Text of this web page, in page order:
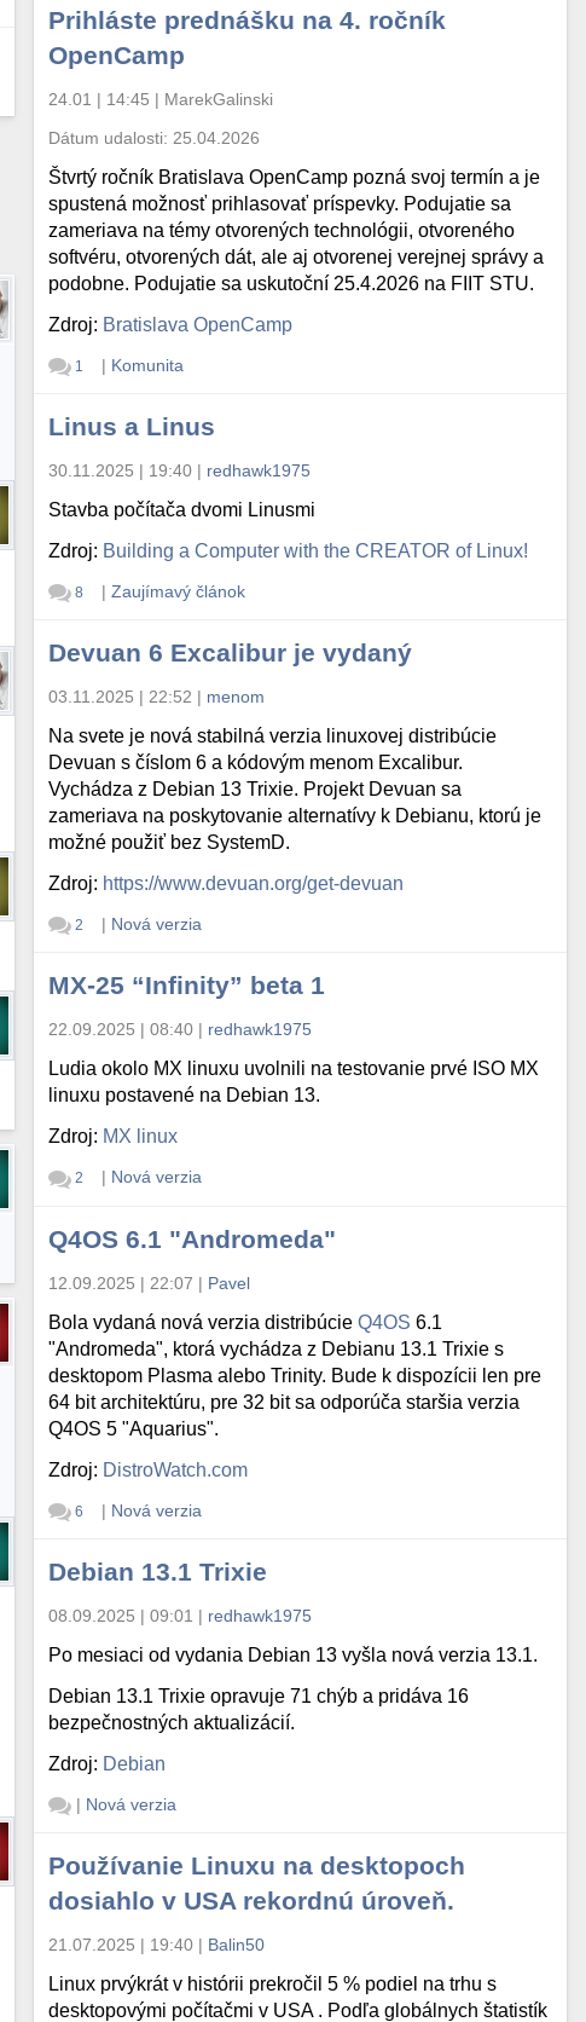
Prihláste prednášku na 4. ročník
OpenCamp
24.01 | 14:45 | MarekGalinski
Dátum udalosti: 25.04.2026
Štvrtý ročník Bratislava OpenCamp pozná svoj termín a je
spustená možnosť prihlasovať príspevky. Podujatie sa
zameriava na témy otvorených technológii, otvoreného
softvéru, otvorených dát, ale aj otvorenej verejnej správy a
podobne. Podujatie sa uskutoční 25.4.2026 na FIIT STU.
Zdroj: Bratislava OpenCamp
1 | Komunita
Linus a Linus
30.11.2025 | 19:40 | redhawk1975
Stavba počítača dvomi Linusmi
Zdroj: Building a Computer with the CREATOR of Linux!
8 | Zaujímavý článok
Devuan 6 Excalibur je vydaný
03.11.2025 | 22:52 | menom
Na svete je nová stabilná verzia linuxovej distribúcie
Devuan s číslom 6 a kódovým menom Excalibur.
Vychádza z Debian 13 Trixie. Projekt Devuan sa
zameriava na poskytovanie alternatívy k Debianu, ktorú je
možné použiť bez SystemD.
Zdroj: https://www.devuan.org/get-devuan
2 | Nová verzia
MX-25 “Infinity” beta 1
22.09.2025 | 08:40 | redhawk1975
Ludia okolo MX linuxu uvolnili na testovanie prvé ISO MX
linuxu postavené na Debian 13.
Zdroj: MX linux
2 | Nová verzia
Q4OS 6.1 "Andromeda"
12.09.2025 | 22:07 | Pavel
Bola vydaná nová verzia distribúcieQ4OS 6.1
"Andromeda", ktorá vychádza z Debianu 13.1 Trixie s
desktopom Plasma alebo Trinity. Bude k dispozícii len pre
64 bit architektúru, pre 32 bit sa odporúča staršia verzia
Q4OS 5 "Aquarius".
Zdroj: DistroWatch.com
6 | Nová verzia
Debian 13.1 Trixie
08.09.2025 | 09:01 | redhawk1975
Po mesiaci od vydania Debian 13 vyšla nová verzia 13.1.
Debian 13.1 Trixie opravuje 71 chýb a pridáva 16
bezpečnostných aktualizácií.
Zdroj: Debian
| Nová verzia
Používanie Linuxu na desktopoch
dosiahlo v USA rekordnú úroveň.
21.07.2025 | 19:40 | Balin50
Linux prvýkrát v histórii prekročil 5 % podiel na trhu s
desktopovými počítačmi v USA . Podľa globálnych štatistík